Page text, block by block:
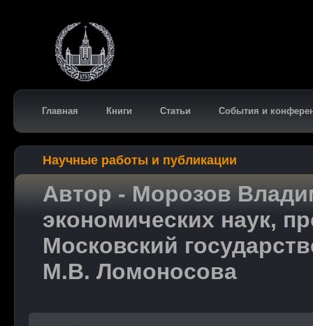
Главная Книги Статьи События и
Научные работы и публикации
Автор - Морозов
экономических наук,
Московский
М.В. Ломоносова